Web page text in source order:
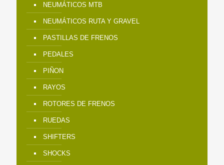
NEUMÁTICOS MTB
NEUMÁTICOS RUTA Y GRAVEL
PASTILLAS DE FRENOS
PEDALES
PIÑON
RAYOS
ROTORES DE FRENOS
RUEDAS
SHIFTERS
SHOCKS